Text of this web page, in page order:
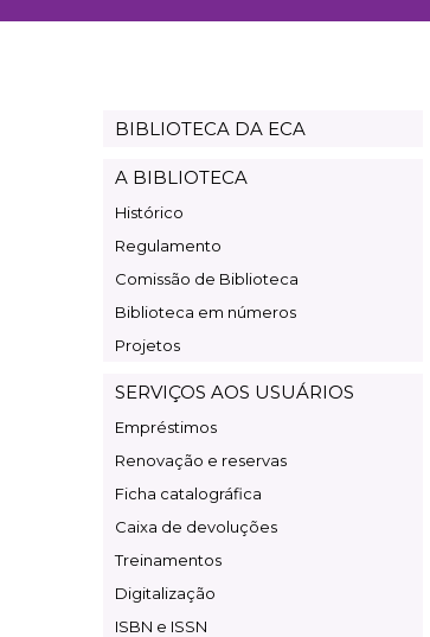
Biblioteca
BIBLIOTECA DA ECA
A BIBLIOTECA
Histórico
Regulamento
Comissão de Biblioteca
Biblioteca em números
Projetos
SERVIÇOS AOS USUÁRIOS
Empréstimos
Renovação e reservas
Ficha catalográfica
Caixa de devoluções
Treinamentos
Digitalização
ISBN e ISSN